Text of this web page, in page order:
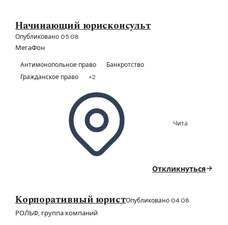
Начинающий юрисконсульт
Опубликовано 05.08
МегаФон
Антимонопольное право
Банкротство
Гражданское право
+2
Чита
Откликнуться
Корпоративный юристОпубликовано 04.08
РОЛЬФ, группа компаний